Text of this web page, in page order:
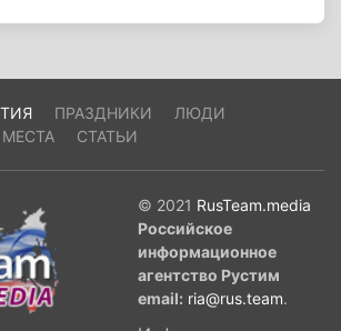
ПРАЗДНИКИ
ЛЮДИ
МЕСТА СТАТЬИ
© 2021 RusTeam.media
Российское
информационное
агентство Рустим
email: ria@rus.team.